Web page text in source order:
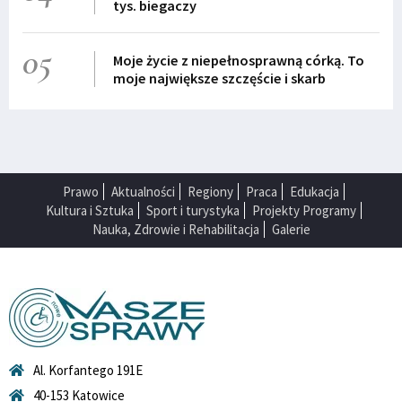
tys. biegaczy
05
Moje życie z niepełnosprawną córką. To
moje największe szczęście i skarb
Prawo Aktualności Regiony Praca
Edukacja
Kultura i Sztuka
Sport i turystyka
Projekty Programy
Nauka, Zdrowie i Rehabilitacja
Galerie
Al. Korfantego 191E
40-153 Katowice